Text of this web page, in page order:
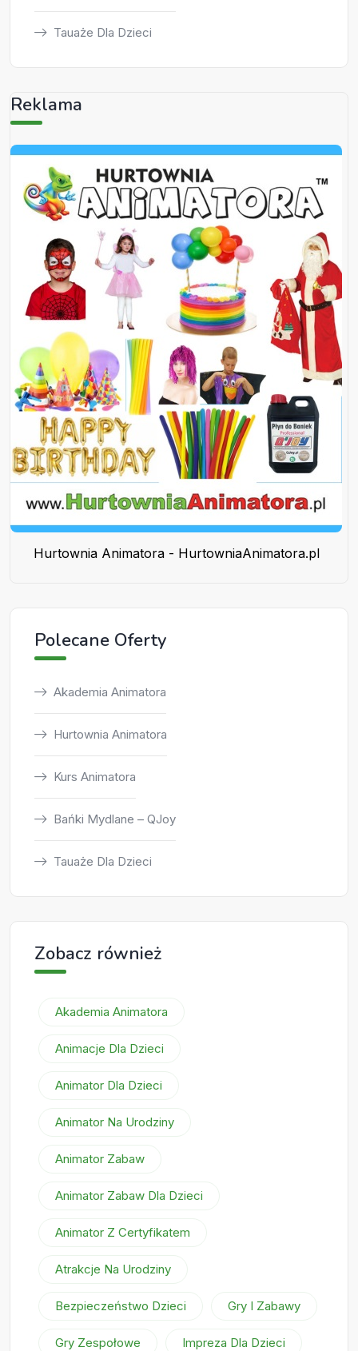
Tauaże Dla Dzieci
Reklama
Hurtownia Animatora - HurtowniaAnimatora.pl
Polecane Oferty
Akademia Animatora
Hurtownia Animatora
Kurs Animatora
Bańki Mydlane – QJoy
Tauaże Dla Dzieci
Zobacz również
Akademia Animatora
Animacje Dla Dzieci
Animator Dla Dzieci
Animator Na Urodziny
Animator Zabaw
Animator Zabaw Dla Dzieci
Animator Z Certyfikatem
Atrakcje Na Urodziny
Bezpieczeństwo Dzieci Gry I Zabawy
Gry Zespołowe Impreza Dla Dzieci